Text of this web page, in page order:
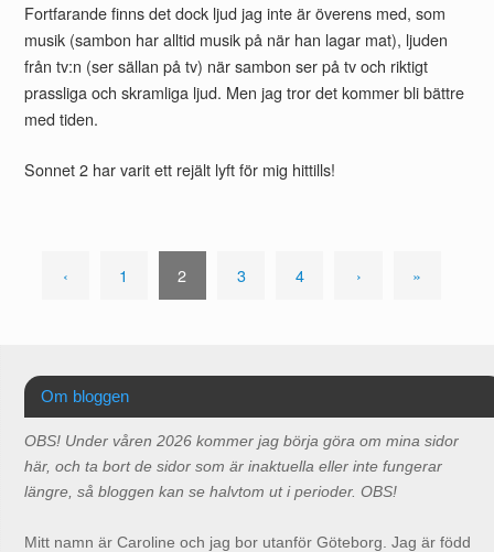
Fortfarande finns det dock ljud jag inte är överens med, som
musik (sambon har alltid musik på när han lagar mat), ljuden
från tv:n (ser sällan på tv) när sambon ser på tv och riktigt
prassliga och skramliga ljud. Men jag tror det kommer bli bättre
med tiden.
Sonnet 2 har varit ett rejält lyft för mig hittills!
‹ 1 2 3 4 › »
Om bloggen
OBS! Under våren 2026 kommer jag börja göra om mina sidor
här, och ta bort de sidor som är inaktuella eller inte fungerar
längre, så bloggen kan se halvtom ut i perioder. OBS!
Mitt namn är Caroline och jag bor utanför Göteborg. Jag är född